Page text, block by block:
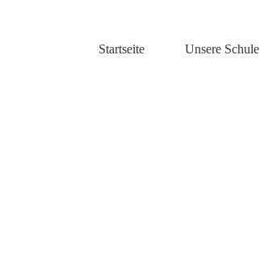
Startseite Unsere Schule